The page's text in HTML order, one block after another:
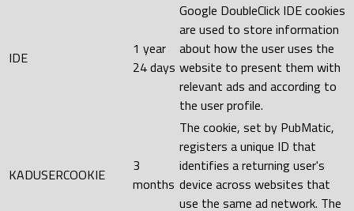
IDE
1 year
24 days
Google DoubleClick IDE cookies
are used to store information
about how the user uses the
website to present them with
relevant ads and according to
the user profile.
KADUSERCOOKIE
3
months
The cookie, set by PubMatic,
registers a unique ID that
identifies a returning user's
device across websites that
use the same ad network. The